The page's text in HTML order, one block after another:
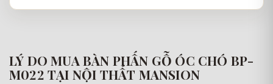
LÝ DO MUA BÀN PHẤN GỖ ÓC CHÓ BP-
M022 TẠI NỘI THẤT MANSION